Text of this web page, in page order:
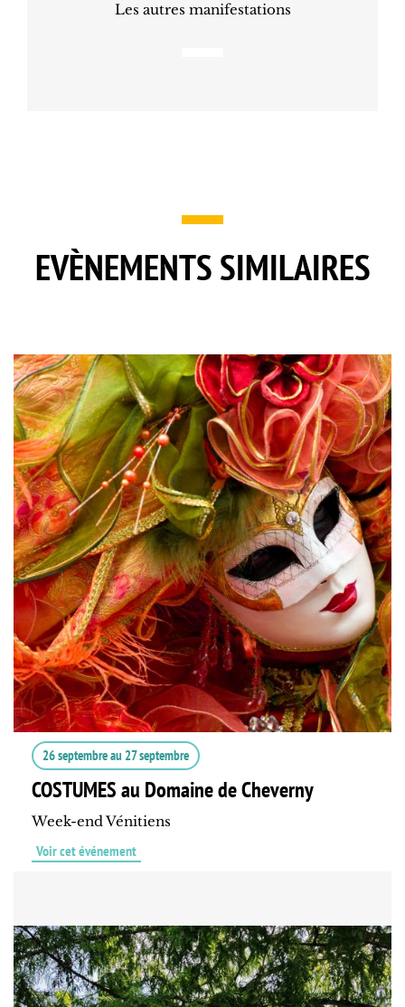
Les autres manifestations
EVÈNEMENTS SIMILAIRES
26 septembreau 27 septembre
COSTUMES au Domaine de Cheverny
Week-end Vénitiens
Voir cet événement